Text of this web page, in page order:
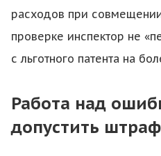
расходов при
проверке инспектор не
с льготного патента на
Работа над
допустить